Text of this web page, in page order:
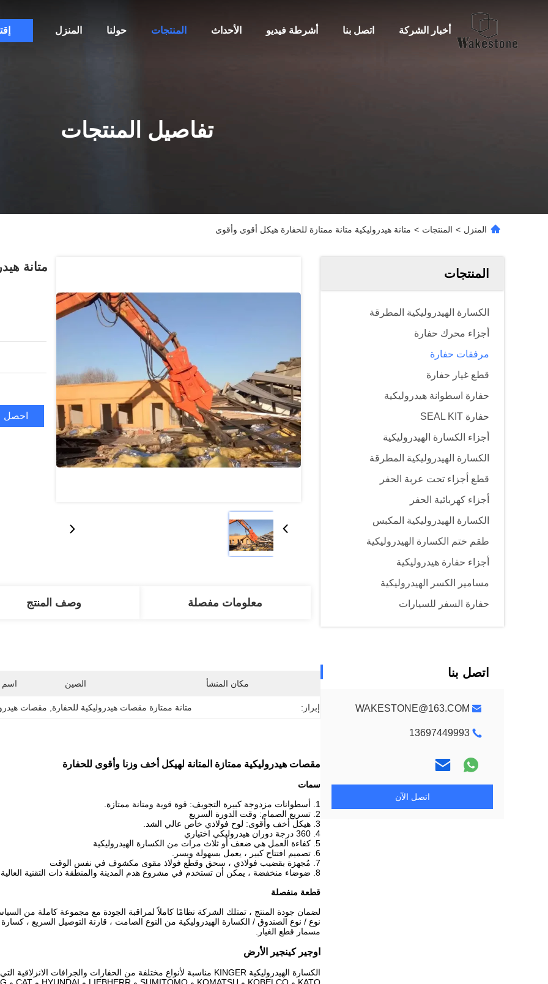
المنزل حولنا المنتجات الأحداث أشرطة فيديو اتصل بنا أخبار الشركة
تفاصيل المنتجات
المنزل > المنتجات > متانة هيدروليكية متانة ممتازة للحفارة هيكل أقوى وأقوى
المنتجات
الكسارة الهيدروليكية المطرقة
أجزاء محرك حفارة
مرفقات حفارة
قطع غيار حفارة
حفارة اسطوانة هيدروليكية
حفارة SEAL KIT
أجزاء الكسارة الهيدروليكية
الكسارة الهيدروليكية المطرقة
قطع أجزاء تحت عربة الحفر
أجزاء كهربائية الحفر
الكسارة الهيدروليكية المكبس
طقم ختم الكسارة الهيدروليكية
أجزاء حفارة هيدروليكية
مسامير الكسر الهيدروليكية
حفارة السفر للسيارات
اتصل بنا
WAKESTONE@163.COM
13697449993
اتصل الآن
متانة
احصل
معلومات مفصلة وصف المنتج
مكان المنشأ الصين اسم
إبراز: متانة ممتازة مقصات هيدروليكية للحفارة مقصات
مقصات هيدروليكية ممتازة المتانة لهيكل أخف وزنا وأقوى للحفارة
سمات
1. أسطوانات مزدوجة كبيرة التجويف: قوة قوية ومتانة ممتازة.
2. تسريع الصمام: وقت الدورة السريع
3. هيكل أخف وأقوى: لوح فولاذي خاص عالي الشد.
4. 360 درجة دوران هيدروليكي اختياري
5. كفاءة العمل هي ضعف أو ثلاث مرات من الكسارة الهيدروليكية
6. تصميم افتتاح كبير ، يعمل بسهولة ويسر.
7. مُجهزة بقضيب فولاذي ، سحق وقطع فولاذ مقوى مكشوف في نفس الوقت
8. ضوضاء منخفضة ، يمكن أن تستخدم في مشروع هدم المدينة والمنطقة ذات التقنية العالية
قطعة منفصلة
لضمان جودة المنتج ، تمتلك الشركة نظامًا كاملاً لمراقبة الجودة مع مجموعة كاملة من
نوع / نوع الصندوق / الكسارة الهيدروليكية من النوع الصامت ، قارنة التوصيل السريع ،
مسمار قطع الغيار.
اوجير كينجير الأرض